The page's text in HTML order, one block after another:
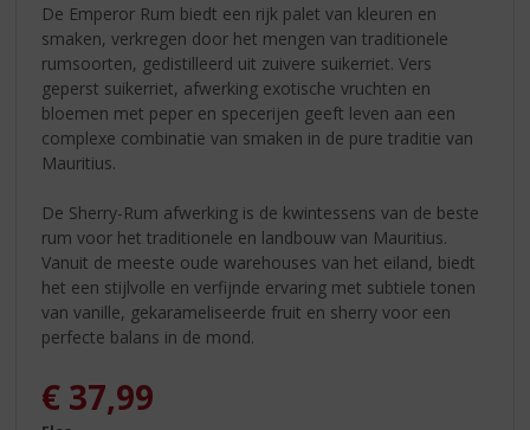
De Emperor Rum biedt een rijk palet van kleuren en
smaken, verkregen door het mengen van traditionele
rumsoorten, gedistilleerd uit zuivere suikerriet. Vers
geperst suikerriet, afwerking exotische vruchten en
bloemen met peper en specerijen geeft leven aan een
complexe combinatie van smaken in de pure traditie van
Mauritius.
De Sherry-Rum afwerking is de kwintessens van de beste
rum voor het traditionele en landbouw van Mauritius.
Vanuit de meeste oude warehouses van het eiland, biedt
het een stijlvolle en verfijnde ervaring met subtiele tonen
van vanille, gekarameliseerde fruit en sherry voor een
perfecte balans in de mond.
€ 37,99